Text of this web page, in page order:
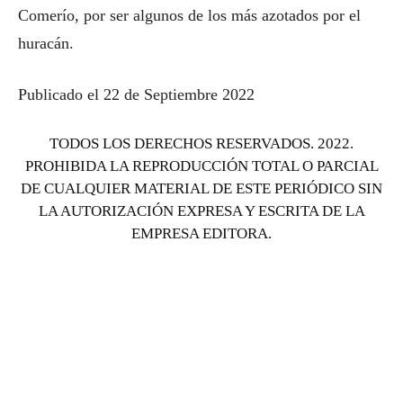
Comerío, por ser algunos de los más azotados por el
huracán.
Publicado el 22 de Septiembre 2022
TODOS LOS DERECHOS RESERVADOS. 2022.
PROHIBIDA LA REPRODUCCIÓN TOTAL O PARCIAL
DE CUALQUIER MATERIAL DE ESTE PERIÓDICO SIN
LA AUTORIZACIÓN EXPRESA Y ESCRITA DE LA
EMPRESA EDITORA.